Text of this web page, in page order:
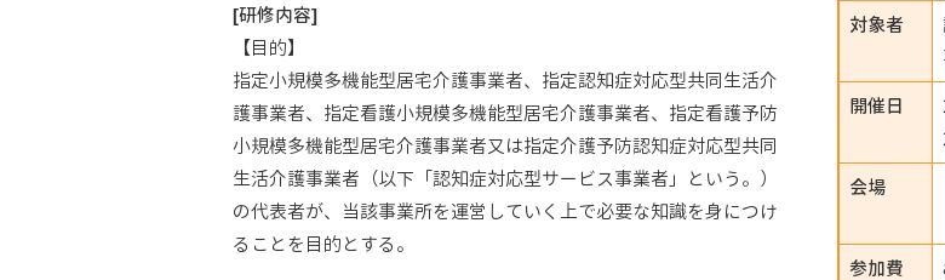
[研修内容]
【目的】
指定小規模多機能型居宅介護事業者、指定認知症対応型共同生活介
護事業者、指定看護小規模多機能型居宅介護事業者、指定看護予防
小規模多機能型居宅介護事業者又は指定介護予防認知症対応型共同
生活介護事業者（以下「認知症対応型サービス事業者」という。）
の代表者が、当該事業所を運営していく上で必要な知識を身につけ
ることを目的とする。
対象者
開催日
会場
参加費